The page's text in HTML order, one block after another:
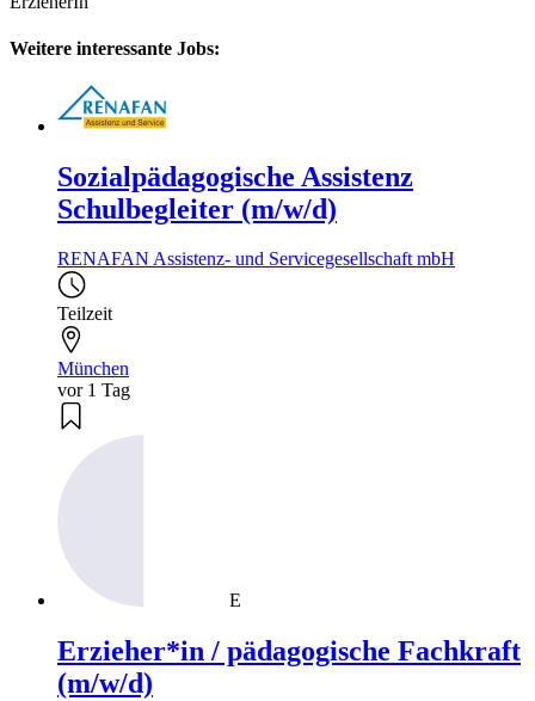
Weitere interessante Jobs:
Sozialpädagogische Assistenz
Schulbegleiter (m/w/d)
RENAFAN Assistenz- und Servicegesellschaft mbH
Teilzeit
München
vor 1 Tag
E
Erzieher*in / pädagogische Fachkraft
(m/w/d)